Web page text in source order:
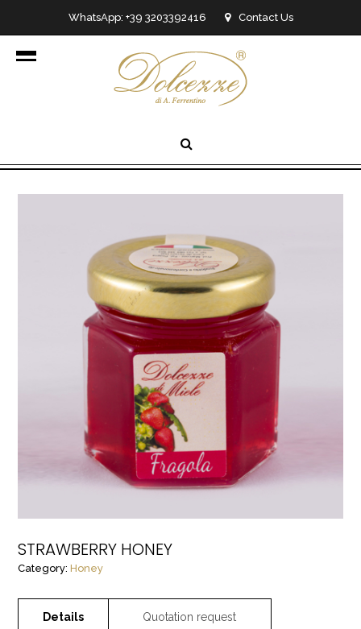
WhatsApp: +39 3203392416 Contact Us
info@dolcezzedicioccolato.it
STRAWBERRY HONEY
Category:Honey